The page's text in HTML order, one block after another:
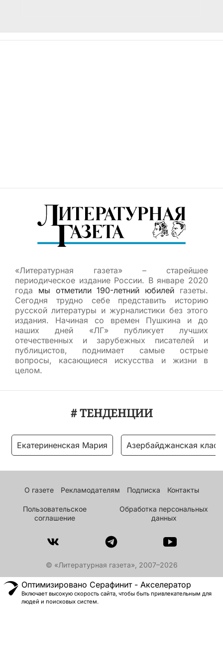
«Литературная газета» – старейшее
периодическое издание России. В январе 2020
года мы отметили 190-летний юбилей газеты.
Сегодня трудно себе представить историю
русской литературы и журналистики без этого
издания. Начиная со времен Пушкина и до
наших дней «ЛГ» публикует лучших
отечественных и зарубежных писателей и
публицистов, поднимает самые острые
вопросы, касающиеся искусства и жизни в
целом.
# ТЕНДЕНЦИИ
Екатериненская Мария Азербайджанская
О газете Рекламодателям Подписка Контакты
Пользовательское
соглашение
Обработка персональных
данных
© «Литературная газета», 2007–2026
Оптимизировано Серафинит - Акселератор
Включает высокую скорость сайта, чтобы быть привлекательным для
людей и поисковых систем.